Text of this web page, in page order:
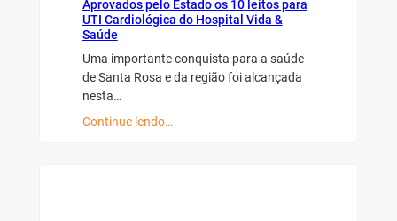
Aprovados pelo Estado os 10 leitos para
UTI Cardiológica do Hospital Vida &
Saúde
Uma importante conquista para a saúde
de Santa Rosa e da região foi alcançada
nesta…
Continue lendo…